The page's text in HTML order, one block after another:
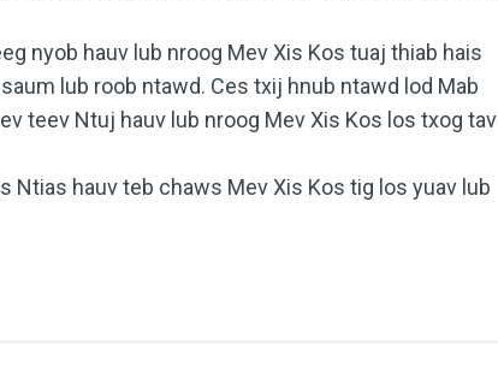
nyob hauv lub nroog Mev Xis Kos tuaj thiab hais
lub roob ntawd. Ces txij hnub ntawd lod Mab
teev Ntuj hauv lub nroog Mev Xis Kos los txog tav
Ntias hauv teb chaws Mev Xis Kos tig los yuav lub